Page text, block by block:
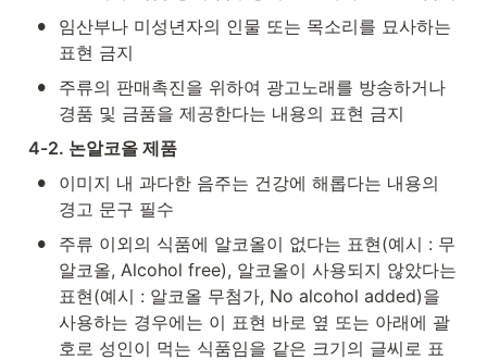
•
임산부나 미성년자의 인물 또는 목소리를 묘사하는
표현 금지
•
주류의 판매촉진을 위하여 광고노래를 방송하거나
경품 및 금품을 제공한다는 내용의 표현 금지
4-2. 논알코올 제품
•
이미지 내 과다한 음주는 건강에 해롭다는 내용의
경고 문구 필수
•
주류 이외의 식품에 알코올이 없다는 표현(예시 : 무
알코올, Alcohol free), 알코올이 사용되지 않았다는
표현(예시 : 알코올 무첨가, No alcohol added)을
사용하는 경우에는 이 표현 바로 옆 또는 아래에 괄
호로 성인이 먹는 식품임을 같은 크기의 글씨로 표